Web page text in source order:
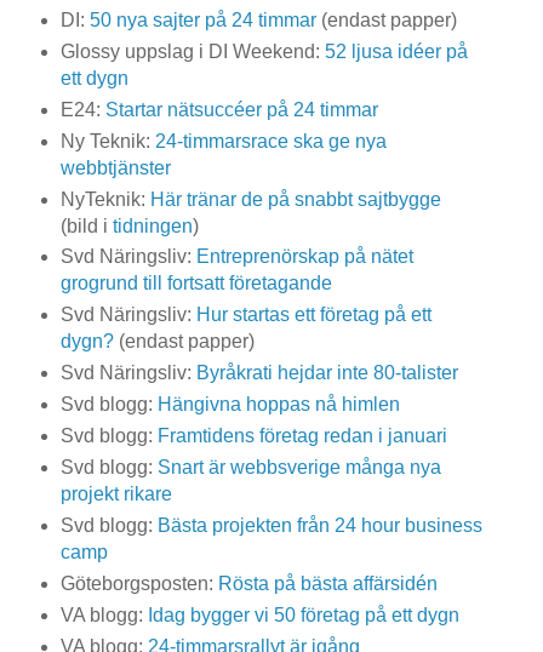
DI: 50 nya sajter på 24 timmar(endast papper)
Glossy uppslag i DI Weekend: 52 ljusa idéer på
ett dygn
E24: Startar nätsuccéer på 24 timmar
Ny Teknik: 24-timmarsrace ska ge nya
webbtjänster
NyTeknik: Här tränar de på snabbt sajtbygge
(bild i tidningen)
Svd Näringsliv: Entreprenörskap på nätet
grogrund till fortsatt företagande
Svd Näringsliv: Hur startas ett företag på ett
dygn?(endast papper)
Svd Näringsliv: Byråkrati hejdar inte 80-talister
Svd blogg: Hängivna hoppas nå himlen
Svd blogg: Framtidens företag redan i januari
Svd blogg: Snart är webbsverige många nya
projekt rikare
Svd blogg: Bästa projekten från 24 hour business
camp
Göteborgsposten: Rösta på bästa affärsidén
VA blogg: Idag bygger vi 50 företag på ett dygn
VA blogg: 24-timmarsrallyt är igång